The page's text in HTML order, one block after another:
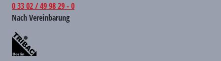
0 33 02 / 49 98 29 - 0
Nach Vereinbarung